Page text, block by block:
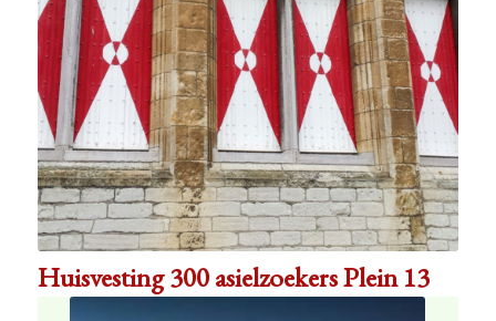
Huisvesting 300 asielzoekers Plein 13